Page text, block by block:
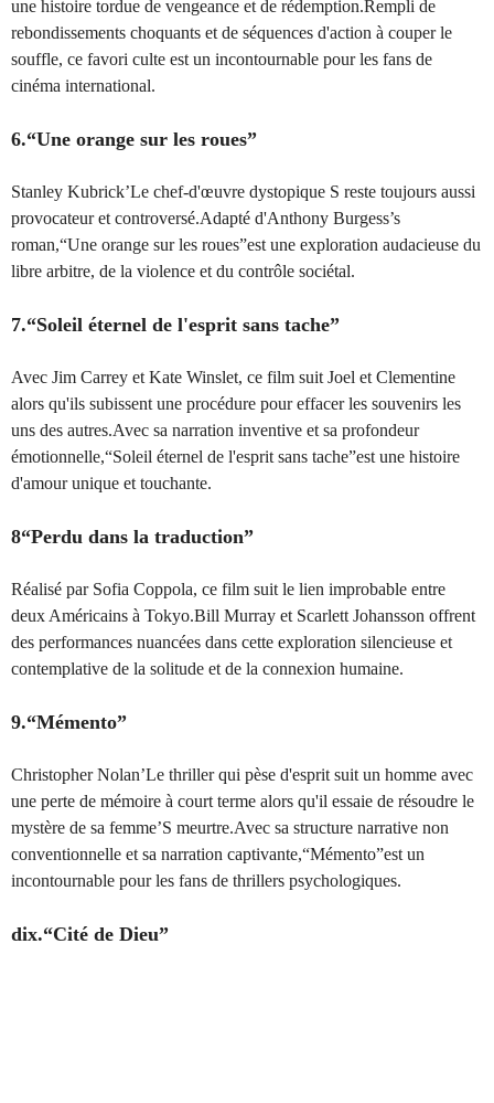
une histoire tordue de vengeance et de rédemption.Rempli de
rebondissements choquants et de séquences d'action à couper le
souffle, ce favori culte est un incontournable pour les fans de
cinéma international.
6.“Une orange sur les roues”
Stanley Kubrick’Le chef-d'œuvre dystopique S reste toujours aussi
provocateur et controversé.Adapté d'Anthony Burgess’s
roman,“Une orange sur les roues”est une exploration audacieuse du
libre arbitre, de la violence et du contrôle sociétal.
7.“Soleil éternel de l'esprit sans tache”
Avec Jim Carrey et Kate Winslet, ce film suit Joel et Clementine
alors qu'ils subissent une procédure pour effacer les souvenirs les
uns des autres.Avec sa narration inventive et sa profondeur
émotionnelle,“Soleil éternel de l'esprit sans tache”est une histoire
d'amour unique et touchante.
8“Perdu dans la traduction”
Réalisé par Sofia Coppola, ce film suit le lien improbable entre
deux Américains à Tokyo.Bill Murray et Scarlett Johansson offrent
des performances nuancées dans cette exploration silencieuse et
contemplative de la solitude et de la connexion humaine.
9.“Mémento”
Christopher Nolan’Le thriller qui pèse d'esprit suit un homme avec
une perte de mémoire à court terme alors qu'il essaie de résoudre le
mystère de sa femme’S meurtre.Avec sa structure narrative non
conventionnelle et sa narration captivante,“Mémento”est un
incontournable pour les fans de thrillers psychologiques.
dix.“Cité de Dieu”